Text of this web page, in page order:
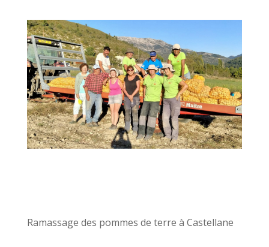
Ramassage des pommes de terre à Castellane